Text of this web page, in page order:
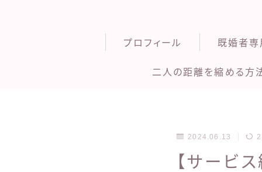
プロフィール 既婚者専
二人の距離を縮める方
2024.06.13
【サービ